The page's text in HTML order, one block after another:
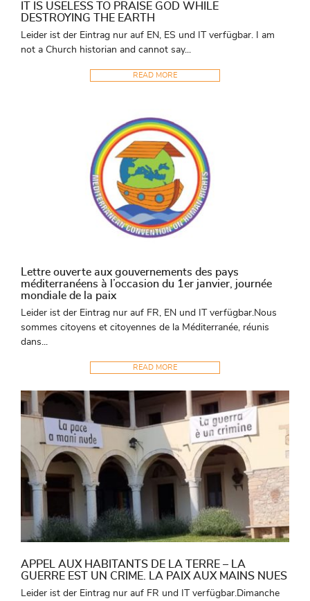
IT IS USELESS TO PRAISE GOD WHILE
DESTROYING THE EARTH
Leider ist der Eintrag nur auf EN, ES und IT verfügbar. I am
not a Church historian and cannot say...
READ MORE
Lettre ouverte aux gouvernements des pays
méditerranéens à l’occasion du 1er janvier, journée
mondiale de la paix
Leider ist der Eintrag nur auf FR, EN und IT verfügbar.Nous
sommes citoyens et citoyennes de la Méditerranée, réunis
dans...
READ MORE
APPEL AUX HABITANTS DE LA TERRE – LA
GUERRE EST UN CRIME. LA PAIX AUX MAINS NUES
Leider ist der Eintrag nur auf FR und IT verfügbar.Dimanche